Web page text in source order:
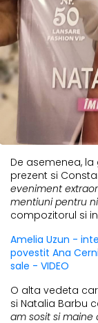
De asemenea,
prezent si
eveniment
mentiuni pentru
compozitorul si
Amelia Uzun -
povestit Ana
sale - VIDEO
O alta vedeta
si Natalia Barbu
am sosit si